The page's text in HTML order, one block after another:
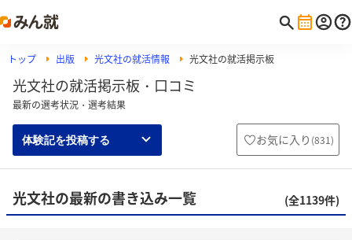
トップ 出版 光文社の就活情報 光文社の就活掲示板
光文社の就活掲示板・口コミ
最新の選考状況・選考結果
体験記を投稿する お気に入り (831)
光文社の最新の書き込み一覧 (全1139件)